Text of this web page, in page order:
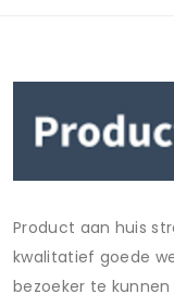
Product aan huis
kwalitatief goede
bezoeker te